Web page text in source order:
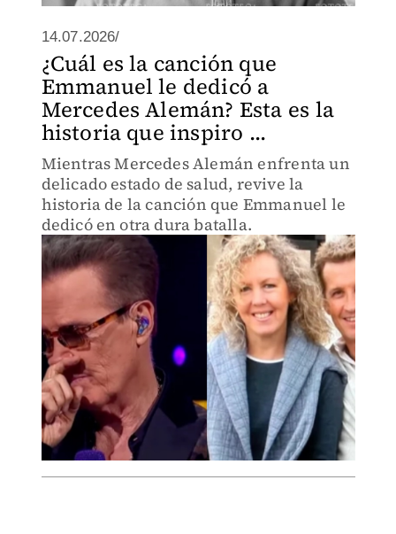
14.07.2026/
¿Cuál es la canción que
Emmanuel le dedicó a
Mercedes Alemán? Esta es la
historia que inspiro ...
Mientras Mercedes Alemán enfrenta un
delicado estado de salud, revive la
historia de la canción que Emmanuel le
dedicó en otra dura batalla.